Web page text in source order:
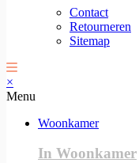
Contact
Retourneren
Sitemap
×
Menu
Woonkamer
In Woonkamer